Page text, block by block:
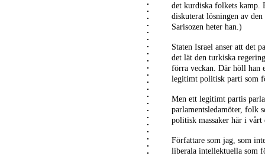
det kurdiska folkets kamp.
diskuterat lösningen av
Sarisozen heter han.)
Staten Israel anser att det
det lät den turkiska
förra veckan. Där höll han
legitimt politisk parti som
Men ett legitimt partis
parlamentsledamöter, folk
politisk massaker här i vårt
Författare som jag, som
liberala intellektuella som